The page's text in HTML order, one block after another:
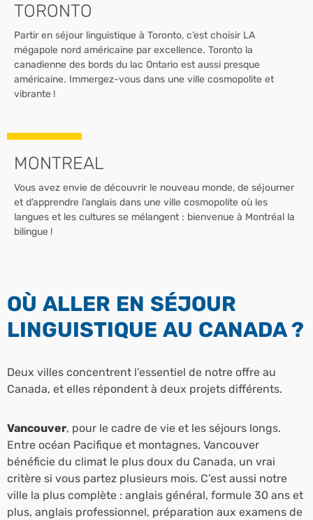
TORONTO
Partir en séjour linguistique à Toronto, c’est choisir LA
mégapole nord américaine par excellence. Toronto la
canadienne des bords du lac Ontario est aussi presque
américaine. Immergez-vous dans une ville cosmopolite et
vibrante !
MONTREAL
Vous avez envie de découvrir le nouveau monde, de séjourner
et d’apprendre l’anglais dans une ville cosmopolite où les
langues et les cultures se mélangent : bienvenue à Montréal la
bilingue !
OÙ ALLER EN SÉJOUR
LINGUISTIQUE AU CANADA ?
Deux villes concentrent l’essentiel de notre offre au
Canada, et elles répondent à deux projets différents.
Vancouver, pour le cadre de vie et les séjours longs.
Entre océan Pacifique et montagnes, Vancouver
bénéficie du climat le plus doux du Canada, un vrai
critère si vous partez plusieurs mois. C’est aussi notre
ville la plus complète : anglais général, formule 30 ans et
plus, anglais professionnel, préparation aux examens de